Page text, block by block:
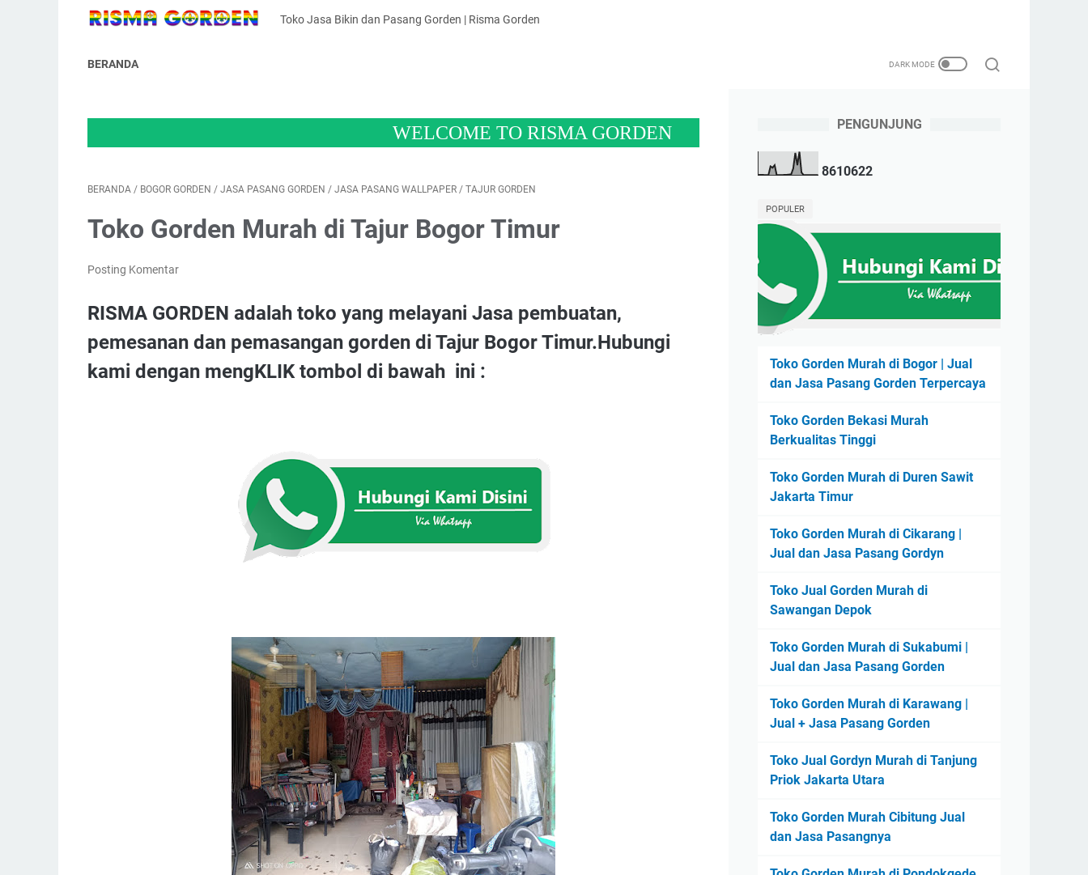
Toko Jasa Bikin dan Pasang Gorden | Risma Gorden
BERANDA
WELCOME TO RISMA GORDEN
BERANDA / BOGOR GORDEN / JASA PASANG GORDEN / JASA PASANG WALLPAPER / TAJUR GORDEN
Toko Gorden Murah di Tajur Bogor Timur
Posting Komentar
RISMA GORDEN adalah toko yang melayani Jasa pembuatan,
pemesanan dan pemasangan gorden di Tajur Bogor Timur.Hubungi
kami dengan mengKLIK tombol di bawah ini :
PENGUNJUNG
8610622
POPULER
Toko Gorden Murah di Bogor | Jual
dan Jasa Pasang Gorden Terpercaya
Toko Gorden Bekasi Murah
Berkualitas Tinggi
Toko Gorden Murah di Duren Sawit
Jakarta Timur
Toko Gorden Murah di Cikarang |
Jual dan Jasa Pasang Gordyn
Toko Jual Gorden Murah di
Sawangan Depok
Toko Gorden Murah di Sukabumi |
Jual dan Jasa Pasang Gorden
Toko Gorden Murah di Karawang |
Jual + Jasa Pasang Gorden
Toko Jual Gordyn Murah di Tanjung
Priok Jakarta Utara
Toko Gorden Murah Cibitung Jual
dan Jasa Pasangnya